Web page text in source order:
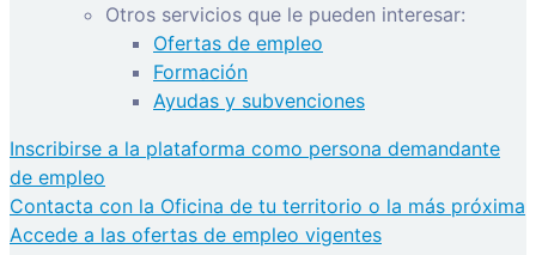
Otros servicios que le pueden interesar:
Ofertas de empleo
Formación
Ayudas y subvenciones
Inscribirse a la plataforma como persona demandante
de empleo
Contacta con la Oficina de tu territorio o la más próxima
Accede a las ofertas de empleo vigentes